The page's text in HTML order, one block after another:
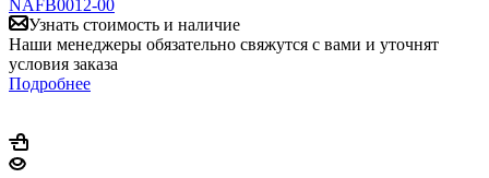
NAFB0012-00
Узнать стоимость и наличие
Наши менеджеры обязательно свяжутся с вами и уточнят
условия заказа
Подробнее